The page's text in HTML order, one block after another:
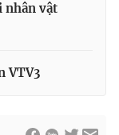
nhân vật
VTV3